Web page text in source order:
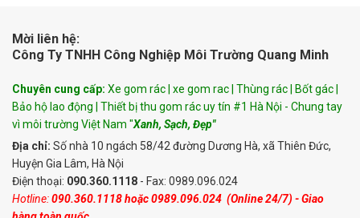
Mời liên hệ:
Công Ty TNHH Công Nghiệp Môi Trường Quang Minh
Chuyên cung cấp: Xe gom rác | xe gom rac | Thùng rác | Bốt gác |
Bảo hộ lao động | Thiết bị thu gom rác uy tín #1 Hà Nội - Chung tay
vì môi trường Việt Nam "Xanh, Sạch, Đẹp"
Địa chỉ: Số nhà 10 ngách 58/42 đường Dương Hà, xã Thiên Đức,
Huyện Gia Lâm, Hà Nội
Điện thoại: 090.360.1118 - Fax: 0989.096.024
Hotline:090.360.1118hoặc0989.096.024 (Online 24/7) - Giao